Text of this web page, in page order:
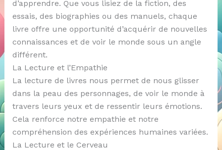
d’apprendre. Que vous lisiez de la fiction, des
essais, des biographies ou des manuels, chaque
livre offre une opportunité d’acquérir de nouvelles
connaissances et de voir le monde sous un angle
différent.
La Lecture et l’Empathie
La lecture de livres nous permet de nous glisser
dans la peau des personnages, de voir le monde à
travers leurs yeux et de ressentir leurs émotions.
Cela renforce notre empathie et notre
compréhension des expériences humaines variées.
La Lecture et le Cerveau